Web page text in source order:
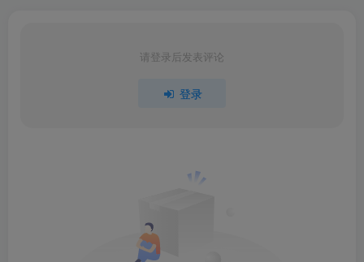
请登录后发表评论
登录